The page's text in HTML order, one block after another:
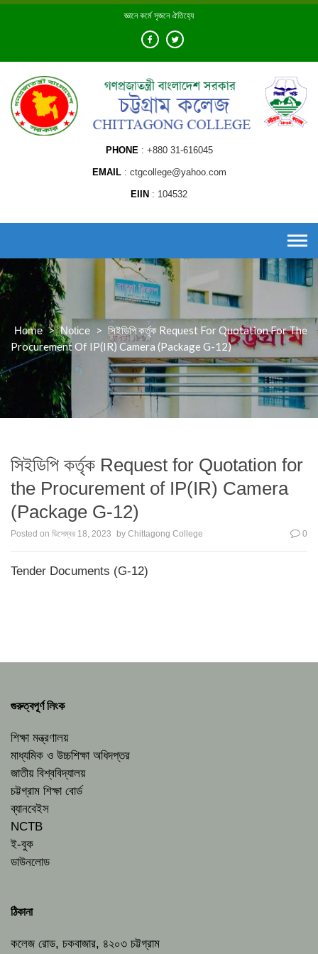
Skip
জ্ঞানে কর্মে সৃজনে ঐতিহ্যে
PHONE +880 31-616045
EMAIL ctgcollege@yahoo.com
EIIN 104532
Home > Notice > সিইডিপি কর্তৃক Request For Quotation For The
Procurement Of IP(IR) Camera (Package G-12)
সিইডিপি কর্তৃক Request for Quotation for
the Procurement of IP(IR) Camera
(Package G-12)
Posted on ডিসেম্বর 18, 2023 by Chittagong College 0
Tender Documents (G-12)
গুরুত্বপূর্ণ লিংক
শিক্ষা মন্ত্রণালয়
মাধ্যমিক ও উচ্চশিক্ষা অধিদপ্তর
জাতীয় বিশ্ববিদ্যালয়
চট্টগ্রাম শিক্ষা বোর্ড
ব্যানবেইস
NCTB
ই-বুক
ডাউনলোড
ঠিকানা
কলেজ রোড, চকবাজার, ৪২০৩ চট্টগ্রাম